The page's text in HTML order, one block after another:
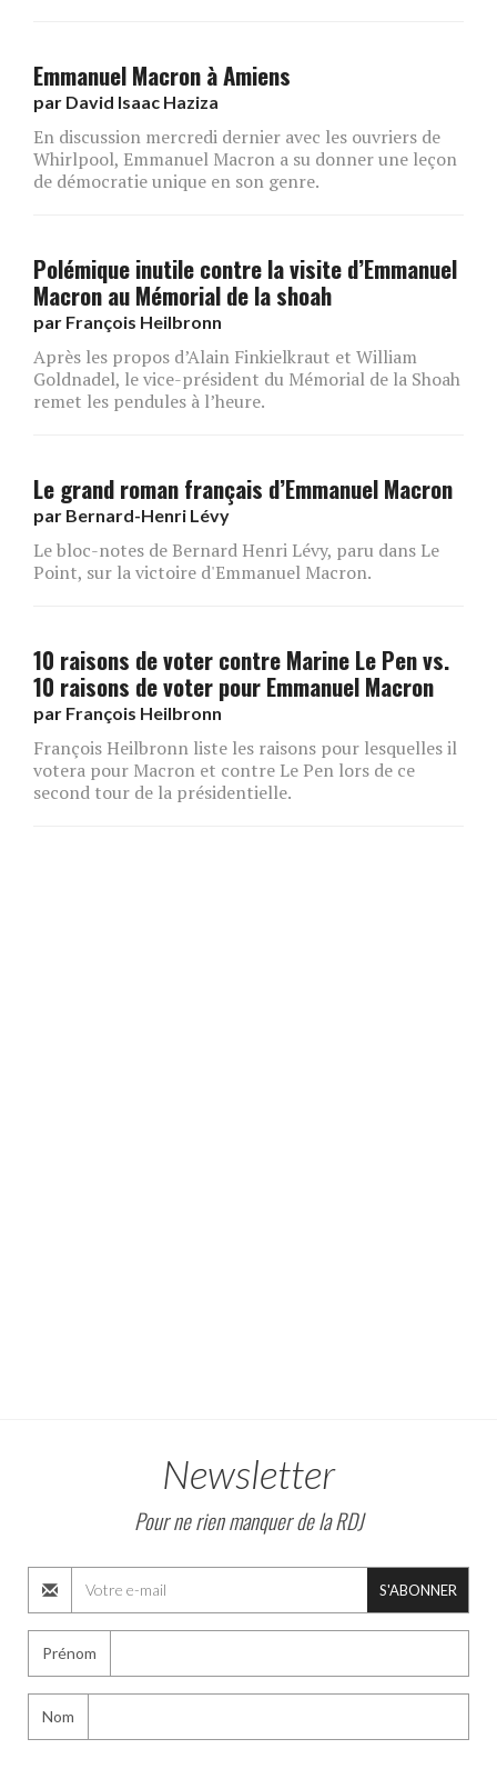
Emmanuel Macron à Amiens
par David Isaac Haziza
En discussion mercredi dernier avec les ouvriers de
Whirlpool, Emmanuel Macron a su donner une leçon
de démocratie unique en son genre.
Polémique inutile contre la visite d’Emmanuel
Macron au Mémorial de la shoah
par François Heilbronn
Après les propos d’Alain Finkielkraut et William
Goldnadel, le vice-président du Mémorial de la Shoah
remet les pendules à l’heure.
Le grand roman français d’Emmanuel Macron
par Bernard-Henri Lévy
Le bloc-notes de Bernard Henri Lévy, paru dans Le
Point, sur la victoire d'Emmanuel Macron.
10 raisons de voter contre Marine Le Pen vs.
10 raisons de voter pour Emmanuel Macron
par François Heilbronn
François Heilbronn liste les raisons pour lesquelles il
votera pour Macron et contre Le Pen lors de ce
second tour de la présidentielle.
Newsletter
Pour ne rien manquer de la RDJ
S'ABONNER
Prénom
Nom